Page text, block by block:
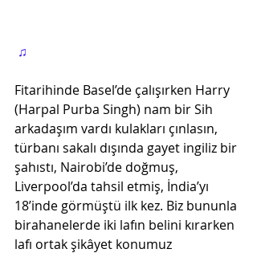
♫
Fitarihinde Basel’de çalışırken Harry
(Harpal Purba Singh) nam bir Sih
arkadaşım vardı kulakları çınlasın,
türbanı sakalı dışında gayet ingiliz bir
şahıstı, Nairobi’de doğmuş,
Liverpool’da tahsil etmiş, İndia’yı
18’inde görmüştü ilk kez. Biz bununla
birahanelerde iki lafın belini kırarken
lafı ortak şikâyet konumuz